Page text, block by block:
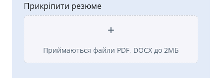
Прикріпити резюме
Приймаються файли PDF, DOCX до 2МБ